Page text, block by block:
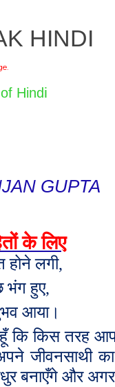
HINDI
GUPTA
के लिए
लगी,
हुए,
आया।
कि किस तरह
जीवनसाथी
बनाएँगे और